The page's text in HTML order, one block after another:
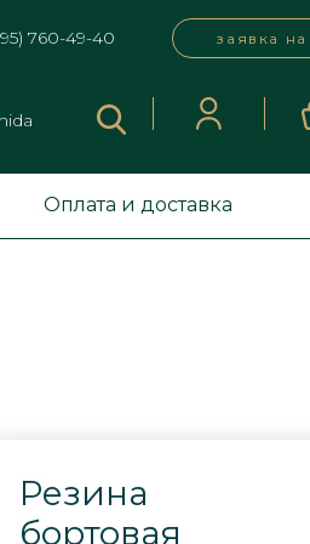
760-49-40 заявка
Оплата и доставка
Резина
бортовая